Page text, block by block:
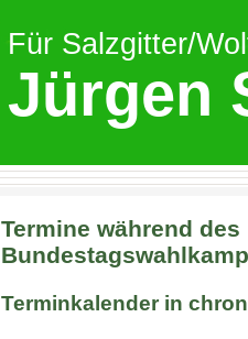
Für Salzgitter/
Jürgen
Termine während des
Terminkalender in